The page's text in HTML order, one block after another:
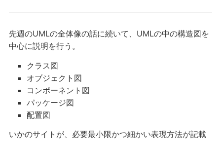
先週のUMLの全体像の話に続いて、UMLの中の構造図を
中心に説明を行う。
クラス図
オブジェクト図
コンポーネント図
パッケージ図
配置図
いかのサイトが、必要最小限かつ細かい表現方法が記載